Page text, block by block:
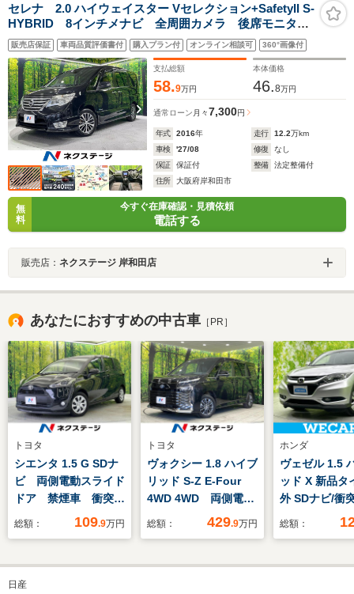
セレナ 2.0 ハイウェイスター Vセレクション+SafetyII S-
HYBRID 8インチメナビ 全周囲カメラ 後席モニタ
ー 衝突軽減 両側電動スライド ETC コーナーセン
サー 純正16インチアルミ LEDヘッド 純正革巻きハ
ンドル オートライト オートエアコン 禁煙車
販売店保証 車両品質評価書付 購入プラン付 オンライン相談可 360°画像付
支払総額
58.9万円
本体価格
46.8万円
通常ローン 月々7,300円
年式 2016年 走行 12.2万km
車検
'27/08 修復
なし
保証
保証付 整備
法定整備付
住所
大阪府岸和田市
無
料
今すぐ在庫確認・見積依頼
電話する
販売店： ネクステージ 岸和田店
あなたにおすすめの中古車 ［PR］
トヨタ
シエンタ 1.5 G SDナ
ビ 両側電動スライド
ドア 禁煙車 衝突軽
減 Bluetooth フル
ト オートハイビー
ム オートライト フ
総額： 109.9万円
トヨタ
ヴォクシー 1.8 ハイブ
リッド S-Z E-Four
4WD 4WD 両側電動
スライドドア 純正
ンチ後席モニター 寒
総額： 429.9万円
ホンダ
ヴェゼル 1.5
ッド X 新品タ
外 SDナビ/衝
置/ヘッドラン
滑り防止装置/
総額：
日産